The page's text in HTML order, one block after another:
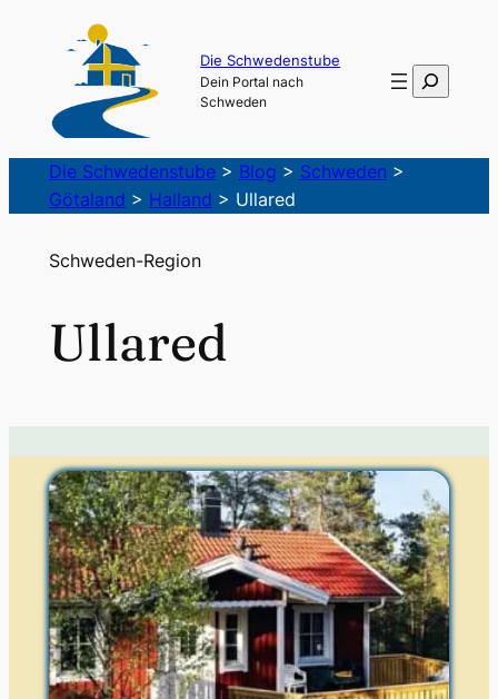
Die Schwedenstube
Dein Portal nach
Schweden
Suchen
Die Schwedenstube> Blog > Schweden >
Götaland > Halland > Ullared
Schweden-Region
Ullared